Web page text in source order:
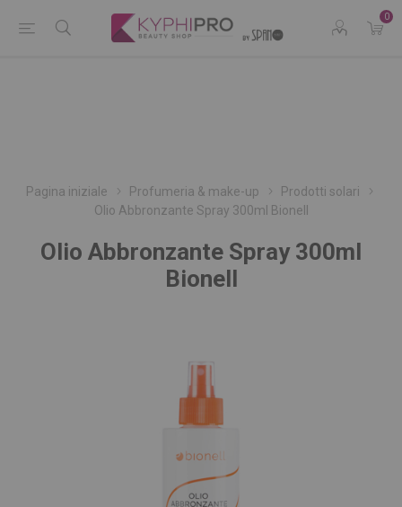
0
Pagina iniziale Profumeria & make-up
Prodotti solari
Olio Abbronzante Spray 300ml Bionell
Olio Abbronzante Spray 300ml
Bionell